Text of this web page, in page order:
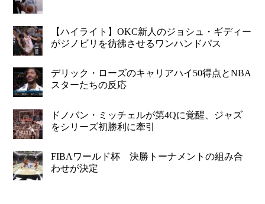
【ハイライト】OKC新人のジョシュ・ギディー
がジノビリを彷彿させるワンハンドパス
デリック・ローズのキャリアハイ50得点とNBA
スターたちの反応
ドノバン・ミッチェルが第4Qに覚醒、ジャズ
をシリーズ初勝利に牽引
FIBAワールド杯 決勝トーナメントの組み合
わせが決定